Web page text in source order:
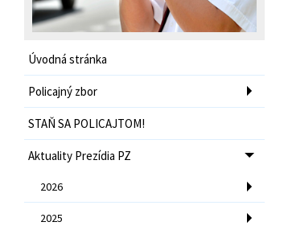
Úvodná stránka
Policajný zbor
STAŇ SA POLICAJTOM!
Aktuality Prezídia PZ
2026
2025